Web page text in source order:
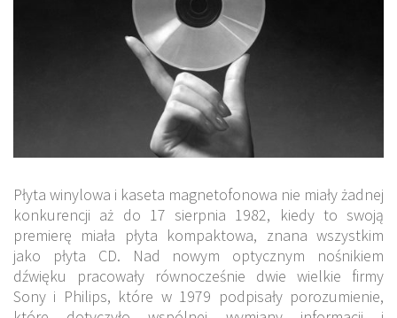
Płyta winylowa i kaseta magnetofonowa nie miały żadnej
konkurencji aż do 17 sierpnia 1982, kiedy to swoją
premierę miała płyta kompaktowa, znana wszystkim
jako płyta CD. Nad nowym optycznym nośnikiem
dźwięku pracowały równocześnie dwie wielkie firmy
Sony i Philips, które w 1979 podpisały porozumienie,